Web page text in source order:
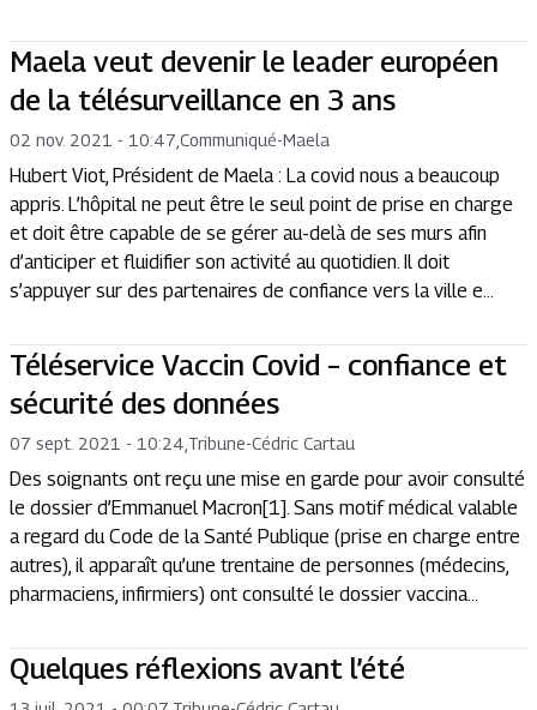
Maela veut devenir le leader européen
de la télésurveillance en 3 ans
02 nov. 2021 - 10:47 Communiqué-Maela
Hubert Viot, Président de Maela : La covid nous a beaucoup
appris. L’hôpital ne peut être le seul point de prise en charge
et doit être capable de se gérer au-delà de ses murs afin
d’anticiper et fluidifier son activité au quotidien. Il doit
s’appuyer sur des partenaires de confiance vers la ville e...
Téléservice Vaccin Covid – confiance et
sécurité des données
07 sept. 2021 - 10:24 Tribune-Cédric Cartau
Des soignants ont reçu une mise en garde pour avoir consulté
le dossier d’Emmanuel Macron[1]. Sans motif médical valable
a regard du Code de la Santé Publique (prise en charge entre
autres), il apparaît qu’une trentaine de personnes (médecins,
pharmaciens, infirmiers) ont consulté le dossier vaccina...
Quelques réflexions avant l’été